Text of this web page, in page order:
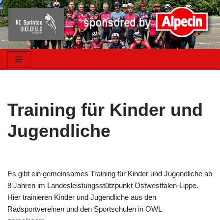
Zum
Inhalt
springen
Training für Kinder und
Jugendliche
Es gibt ein gemeinsames Training für Kinder und Jugendliche ab
8 Jahren im Landesleistungsstützpunkt Ostwestfalen-Lippe.
Hier trainieren Kinder und Jugendliche aus den
Radsportvereinen und den Sportschulen in OWL